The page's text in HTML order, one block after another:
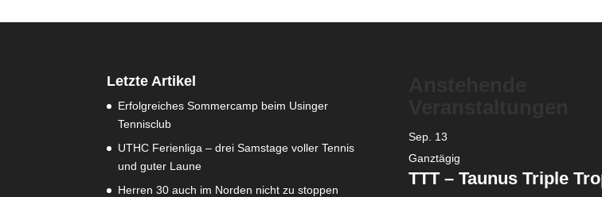
Letzte Artikel
Erfolgreiches Sommercamp beim Usinger
Tennisclub
UTHC Ferienliga – drei Samstage voller Tennis
und guter Laune
Herren 30 auch im Norden nicht zu stoppen
Sep. 13
Ganztägig
TTT – Taunus Triple